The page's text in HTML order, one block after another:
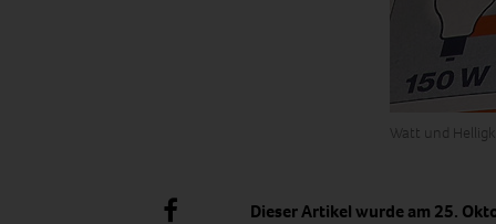
Watt und
Dieser Artikel wurde am 25.